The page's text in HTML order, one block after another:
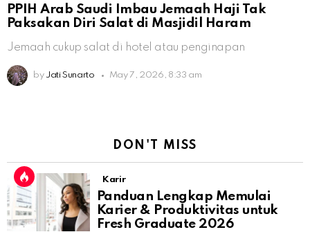
PPIH Arab Saudi Imbau Jemaah Haji Tak
Paksakan Diri Salat di Masjidil Haram
Jemaah cukup salat di hotel atau penginapan
by Jati Sunarto May 7, 2026, 8:33 am
DON'T MISS
Karir
Panduan Lengkap Memulai
Karier & Produktivitas untuk
Fresh Graduate 2026